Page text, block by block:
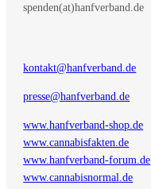
spenden(at)hanfverband.de
kontakt@hanfverband.de
presse@hanfverband.de
www.hanfverband-shop.de
www.cannabisfakten.de
www.hanfverband-forum.de
www.cannabisnormal.de